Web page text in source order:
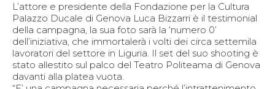
L’attore e presidente della Fondazione per la Cultura
Palazzo Ducale di Genova Luca Bizzarri è il testimonial
della campagna, la sua foto sarà la ‘numero 0’
dell’iniziativa, che immortalerà i volti dei circa settemila
lavoratori del settore in Liguria. Il set del suo shooting è
stato allestito sul palco del Teatro Politeama di Genova
davanti alla platea vuota.